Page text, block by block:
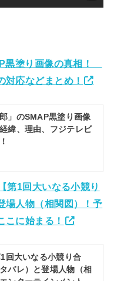
黒塗り画像の真相！
対応などまとめ！
」のSMAP黒塗り画像
緯、理由、フジテレビ
第1回大いなる小競り
場人物（相関図）！予
こに始まる！
回大いなる小競り合
バレ）と登場人物（相